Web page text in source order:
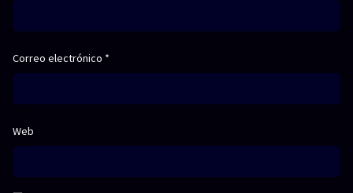
Correo electrónico *
Web